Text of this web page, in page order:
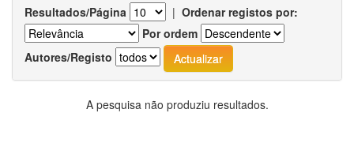
Resultados/Página | Ordenar registos por:
Por ordem
Autores/Registo
A pesquisa não produziu resultados.